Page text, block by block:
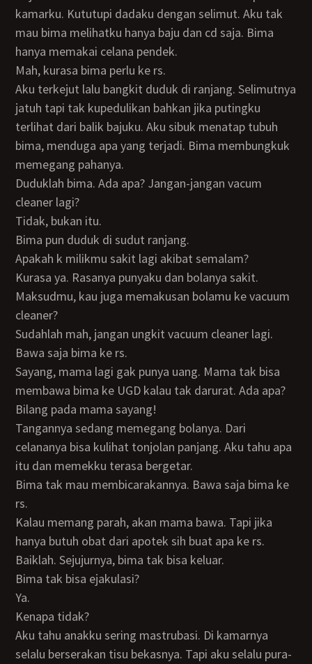
kamarku. Kututupi dadaku dengan selimut. Aku tak
mau bima melihatku hanya baju dan cd saja. Bima
hanya memakai celana pendek.
Mah, kurasa bima perlu ke rs.
Aku terkejut lalu bangkit duduk di ranjang. Selimutnya
jatuh tapi tak kupedulikan bahkan jika putingku
terlihat dari balik bajuku. Aku sibuk menatap tubuh
bima, menduga apa yang terjadi. Bima membungkuk
memegang pahanya.
Duduklah bima. Ada apa? Jangan-jangan vacum
cleaner lagi?
Tidak, bukan itu.
Bima pun duduk di sudut ranjang.
Apakah k milikmu sakit lagi akibat semalam?
Kurasa ya. Rasanya punyaku dan bolanya sakit.
Maksudmu, kau juga memakusan bolamu ke vacuum
cleaner?
Sudahlah mah, jangan ungkit vacuum cleaner lagi.
Bawa saja bima ke rs.
Sayang, mama lagi gak punya uang. Mama tak bisa
membawa bima ke UGD kalau tak darurat. Ada apa?
Bilang pada mama sayang!
Tangannya sedang memegang bolanya. Dari
celananya bisa kulihat tonjolan panjang. Aku tahu apa
itu dan memekku terasa bergetar.
Bima tak mau membicarakannya. Bawa saja bima ke
rs.
Kalau memang parah, akan mama bawa. Tapi jika
hanya butuh obat dari apotek sih buat apa ke rs.
Baiklah. Sejujurnya, bima tak bisa keluar.
Bima tak bisa ejakulasi?
Ya.
Kenapa tidak?
Aku tahu anakku sering mastrubasi. Di kamarnya
selalu berserakan tisu bekasnya. Tapi aku selalu pura-